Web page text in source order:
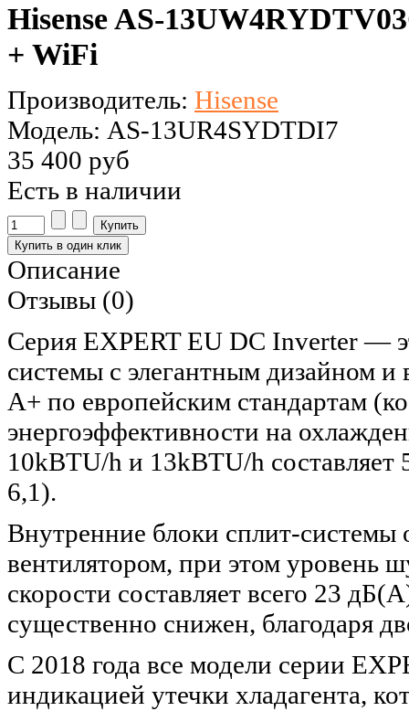
Hisense AS-
+ WiFi
Производитель: Hisense
Модель: AS-13UR4SYDTDI7
35 400 руб
Есть в наличии
Описание
Отзывы (0)
Серия EXPERT EU DC Inverter —
системы с элегантным дизайном
А+ по европейским стандартам
энергоэффективности на
10kBTU/h и 13kBTU/h
6,1).
Внутренние блоки сплит-
вентилятором, при этом уровень
скорости составляет всего 23
существенно снижен, благодаря
C 2018 года все модели серии
индикацией утечки хладагента,